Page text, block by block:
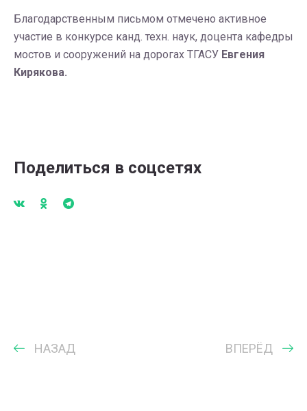
Благодарственным письмом отмечено активное
участие в конкурсе канд. техн. наук, доцента кафедры
мостов и сооружений на дорогах ТГАСУ Евгения
Кирякова.
Поделиться в соцсетях
НАЗАД ВПЕРЁД